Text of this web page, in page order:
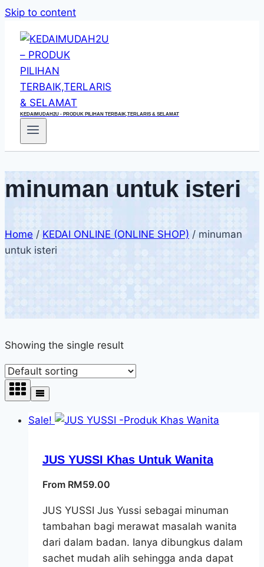
Skip to content
KEDAIMUDAH2U - PRODUK PILIHAN TERBAIK,TERLARIS & SELAMAT
minuman untuk isteri
Home / KEDAI ONLINE (ONLINE SHOP) / minuman
untuk isteri
Showing the single result
Sale!
JUS YUSSI Khas Untuk Wanita
From RM59.00
JUS YUSSI Jus Yussi sebagai minuman
tambahan bagi merawat masalah wanita
dari dalam badan. Ianya dibungkus dalam
sachet mudah alih sehingga anda dapat